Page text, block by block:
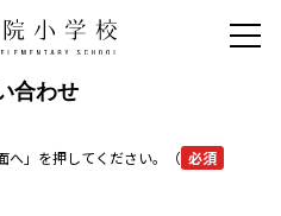
合わせ
へ」を押してください。（ 必須